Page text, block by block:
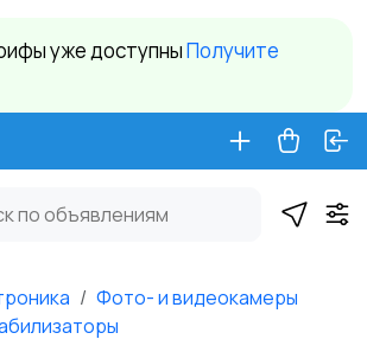
уже доступныПолучите
Фото- и видеокамеры